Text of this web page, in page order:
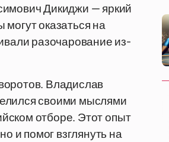
Дикиджи — яркий
оказаться на
разочарование из-
Владислав
своими мыслями
отборе. Этот опыт
и помог взглянуть на